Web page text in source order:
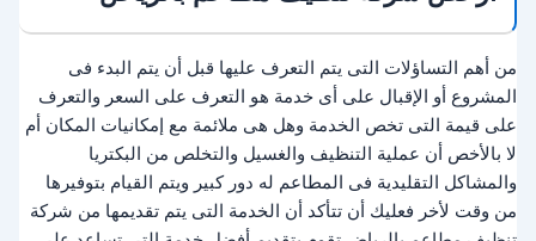
من أهم التساؤلات التى يتم التعرف عليها قبل أن يتم البدء فى
المشروع أو الإقبال على أى خدمة هو التعرف على السعر والتعرف
على قيمة التى تخص الخدمة وهل هى ملائمة مع إمكانيات المكان أم
لا بالأخص أن عملية التنظيف والغسيل والتخلص من البكتريا
والمشاكل التقليدية فى المطاعم له دور كبير ويتم القيام بتوفيرها
من وقت لأخر فعليك أن تتأكد أن الخدمة التى يتم تقديمها من شركة